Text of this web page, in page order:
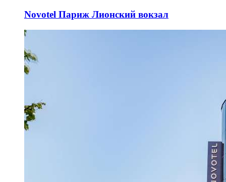
Novotel Париж Лионский вокзал